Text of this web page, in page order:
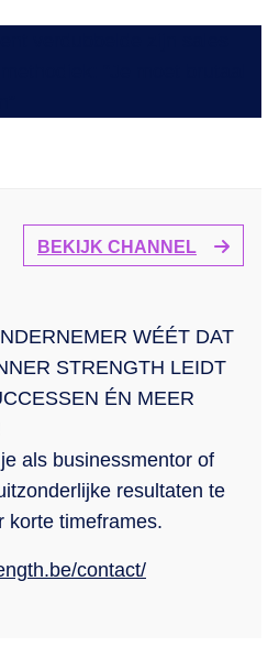
BEKIJK CHANNEL
WÉÉT DAT
STRENGTH LEIDT
ÉN MEER
als businessmentor of
resultaten te
korte timeframes.
contact/